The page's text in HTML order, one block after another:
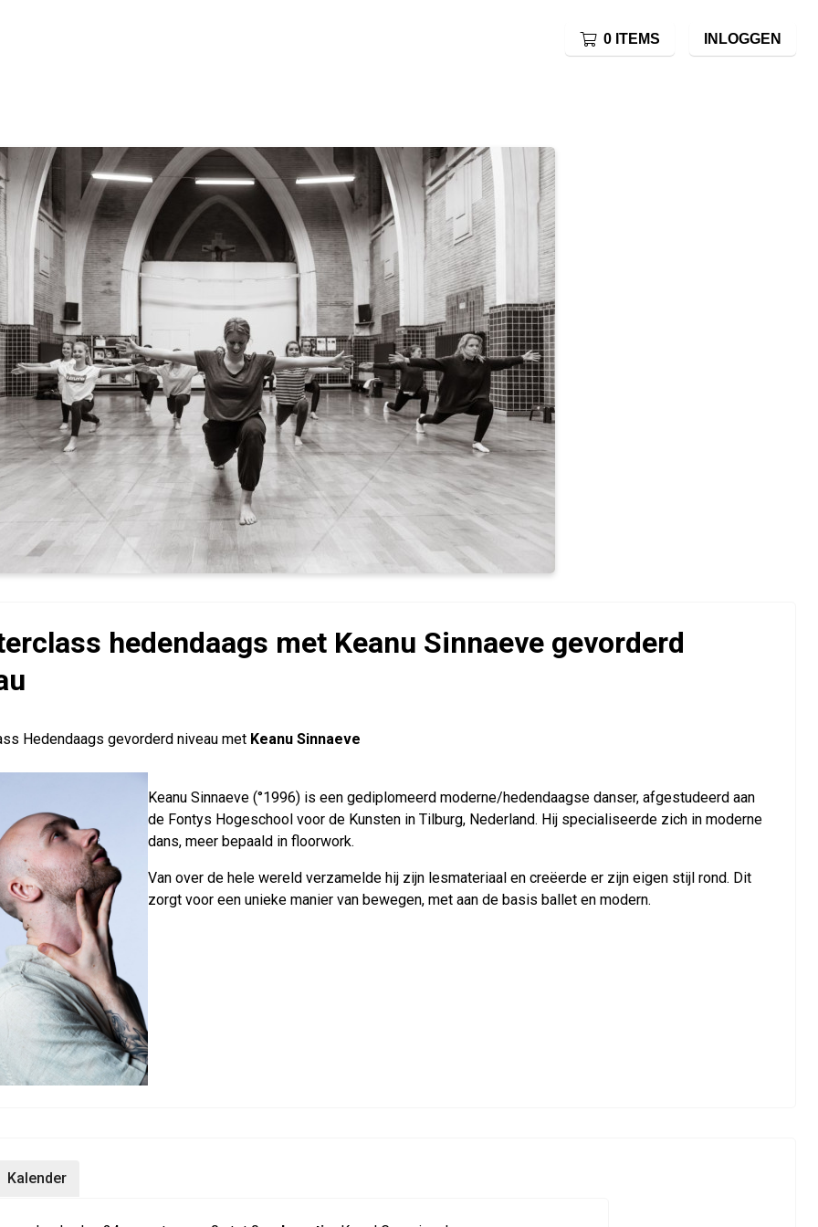
0 ITEMS INLOGGEN
hedendaags met Keanu Sinnaeve gevorderd
Hedendaags gevorderd niveau met Keanu Sinnaeve
Keanu Sin­naeve (°1996) is een gedip­lomeerd moderne/hedendaagse danser, afgestudeerd aan
de Fontys Hogeschool voor de Kun­sten in Tilburg, Neder­land. Hij spe­cial­iseerde zich in mod­erne
dans, meer bepaald in floor­work.
Van over de hele wereld verzamelde hij zijn les­ma­ter­i­aal en creëerde er zijn eigen stijl rond. Dit
zor­gt voor een unieke mani­er van bewe­gen, met aan de basis bal­let en mod­ern.
Kalender